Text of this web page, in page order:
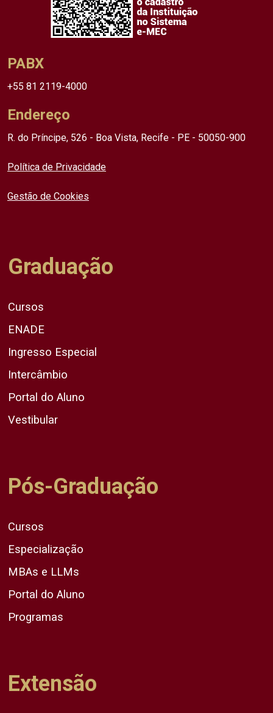
PABX
+55 81 2119-4000
Endereço
R. do Príncipe, 526 - Boa Vista, Recife - PE - 50050-900
Política de Privacidade
Gestão de Cookies
Graduação
Cursos
ENADE
Ingresso Especial
Intercâmbio
Portal do Aluno
Vestibular
Pós-Graduação
Cursos
Especialização
MBAs e LLMs
Portal do Aluno
Programas
Extensão